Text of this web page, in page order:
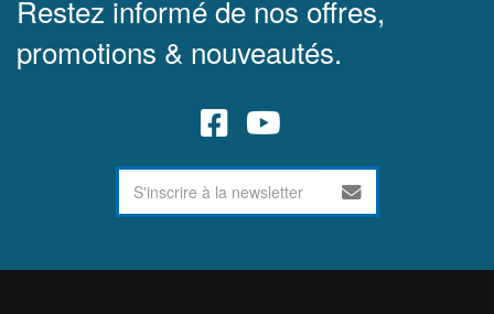
Restez informé de nos offres,
promotions & nouveautés.